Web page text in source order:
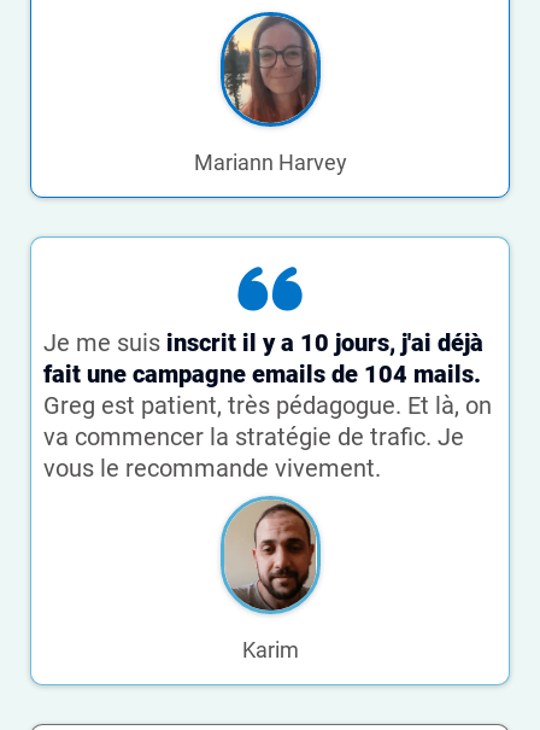
Mariann Harvey
Je me suis inscrit il y a 10 jours, j'ai déjà
fait une campagne emails de 104 mails.
Greg est patient, très pédagogue. Et là, on
va commencer la stratégie de trafic. Je
vous le recommande vivement.
Karim